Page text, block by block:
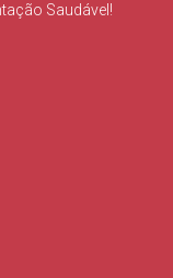
Saudável!